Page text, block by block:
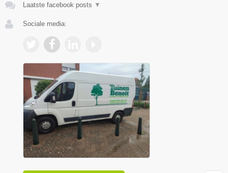
Laatste facebook posts ▼
Sociale media: